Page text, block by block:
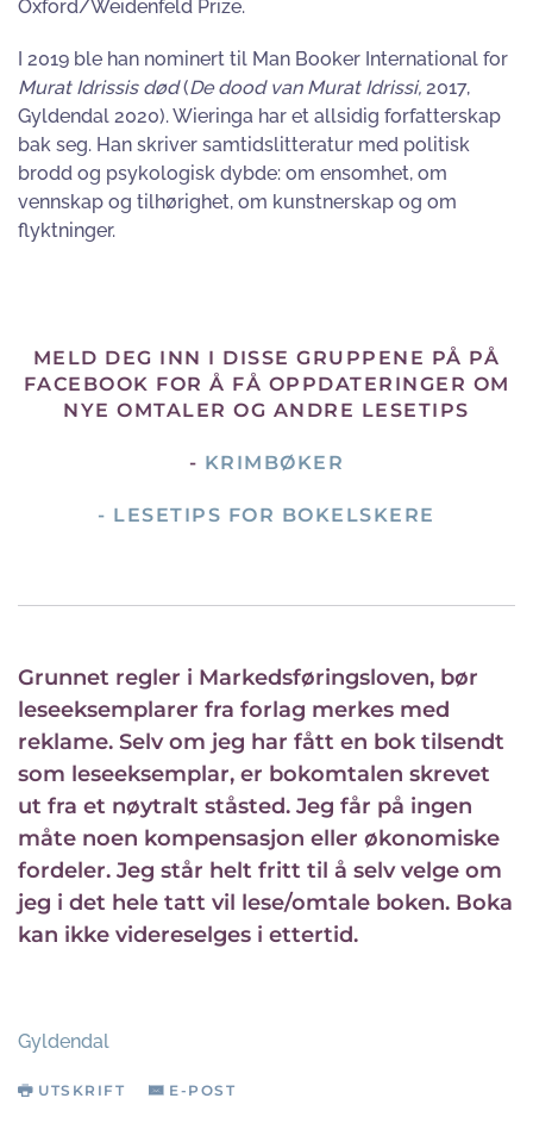
Oxford/Weidenfeld Prize.
I 2019 ble han nominert til Man Booker International for
Murat Idrissis død(De dood van Murat Idrissi, 2017,
Gyldendal 2020). Wieringa har et allsidig forfatterskap
bak seg. Han skriver samtidslitteratur med politisk
brodd og psykologisk dybde: om ensomhet, om
vennskap og tilhørighet, om kunstnerskap og om
flyktninger.
MELD DEG INN I DISSE GRUPPENE PÅ PÅ
FACEBOOK FOR Å FÅ OPPDATERINGER OM
NYE OMTALER OG ANDRE LESETIPS
- KRIMBØKER
- LESETIPS FOR BOKELSKERE
Grunnet regler i Markedsføringsloven, bør
leseeksemplarer fra forlag merkes med
reklame. Selv om jeg har fått en bok tilsendt
som leseeksemplar, er bokomtalen skrevet
ut fra et nøytralt ståsted. Jeg får på ingen
måte noen kompensasjon eller økonomiske
fordeler. Jeg står helt fritt til å selv velge om
jeg i det hele tatt vil lese/omtale boken. Boka
kan ikke videreselges i ettertid.
Gyldendal
UTSKRIFT E-POST